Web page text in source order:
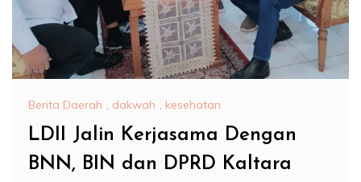
Berita Daerah , dakwah , kesehatan
LDII Jalin Kerjasama Dengan
BNN, BIN dan DPRD Kaltara